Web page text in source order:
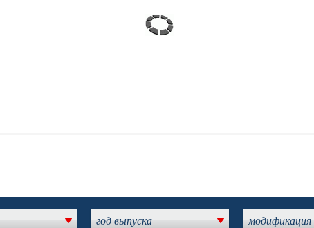
год выпуска модификация